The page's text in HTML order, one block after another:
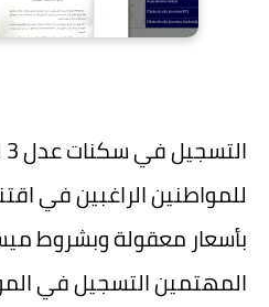
للمواطنين الراغبين في
بأسعار معقولة وبشروط
المهتمين التسجيل في